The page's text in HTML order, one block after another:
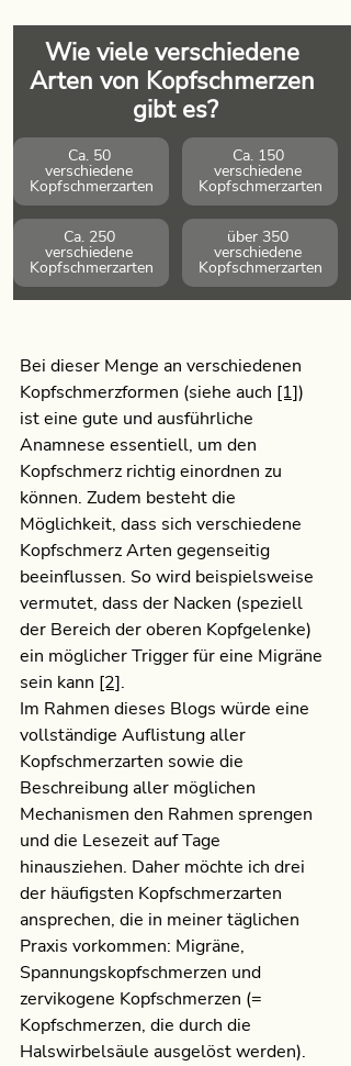
Wie viele verschiedene
Arten von Kopfschmerzen
gibt es?
Ca. 50
verschiedene
Kopfschmerzarten
Ca. 150
verschiedene
Kopfschmerzarten
Ca. 250
verschiedene
Kopfschmerzarten
über 350
verschiedene
Kopfschmerzarten
Bei dieser Menge an verschiedenen
Kopfschmerzformen (siehe auch [1])
ist eine gute und ausführliche
Anamnese essentiell, um den
Kopfschmerz richtig einordnen zu
können. Zudem besteht die
Möglichkeit, dass sich verschiedene
Kopfschmerz Arten gegenseitig
beeinflussen. So wird beispielsweise
vermutet, dass der Nacken (speziell
der Bereich der oberen Kopfgelenke)
ein möglicher Trigger für eine Migräne
sein kann [2].
Im Rahmen dieses Blogs würde eine
vollständige Auflistung aller
Kopfschmerzarten sowie die
Beschreibung aller möglichen
Mechanismen den Rahmen sprengen
und die Lesezeit auf Tage
hinausziehen. Daher möchte ich drei
der häufigsten Kopfschmerzarten
ansprechen, die in meiner täglichen
Praxis vorkommen: Migräne,
Spannungskopfschmerzen und
zervikogene Kopfschmerzen (=
Kopfschmerzen, die durch die
Halswirbelsäule ausgelöst werden).